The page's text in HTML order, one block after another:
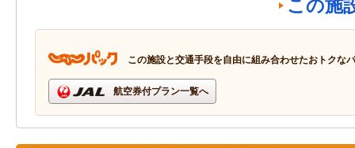
この施
この施設と交通手段を自由に組み合わせたおトクな
航空券付プラン一覧へ